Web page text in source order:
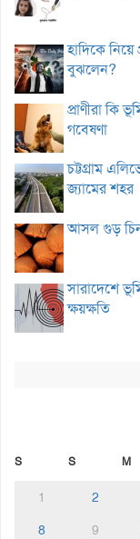
হাদিকে
বুঝলেন?
প্রাণীরা কি
গবেষণা
চট্টগ্রাম
জ্যামের শহর
আসল গুড়
সারাদেশে
ক্ষয়ক্ষতি
S S M
1 2
8
9